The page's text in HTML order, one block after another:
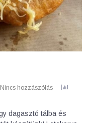
Nincs hozzászólás
dagasztó tálba és